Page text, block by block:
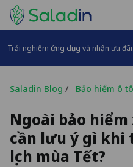
Trải nghiệm ứng dụng và nhận ưu
Saladin Blog / Bảo hiểm ô tô
Ngoài bảo
cần lưu ý gì khi
lịch mùa Tết?